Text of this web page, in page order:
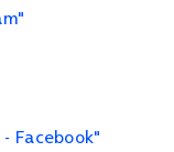
Facebook"